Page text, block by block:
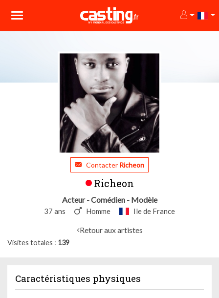
Contacter Richeon
Richeon
Acteur - Comédien - Modèle
37 ans Homme Ile de France
Retour aux artistes
Visites totales 139
Caractéristiques physiques